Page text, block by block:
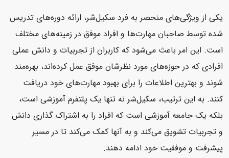
یکی از ویژگی‌های منحصر به فرد سکیل‌شر، ارائه دوره‌های تدریس
شده توسط صاحبان مهارت‌ها و افراد موفق در زمینه‌های مختلف
است. این امر باعث می‌شود که کاربران از تجربیات و دانش عملی
افرادی که در حوزه‌های مورد نظرشان موفق عمل کرده‌اند، بهره‌مند
شوند و بهترین اطلاعات را برای بهبود مهارت‌های خود دریافت
کنند. به این ترتیب، سکیل‌شر نه تنها یک پلتفرم آموزشی است،
بلکه یک جامعه آموزشی است که افراد را به اشتراک گذاری دانش
و تجربیات تشویق می‌کند و به آنها کمک می‌کند تا در مسیر
پیشرفت و موفقیت خود ادامه دهند.